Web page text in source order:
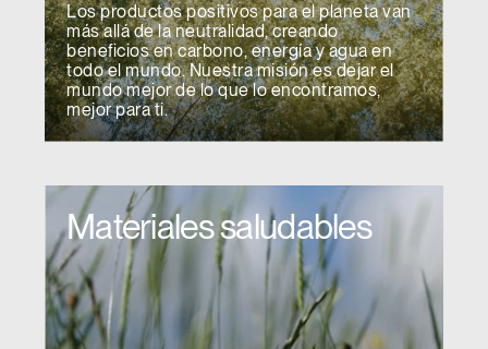
Los productos positivos para el planeta van
más allá de la neutralidad, creando
beneficios en carbono, energía y agua en
todo el mundo. Nuestra misión es dejar el
mundo mejor de lo que lo encontramos,
mejor para ti.
Materiales saludables